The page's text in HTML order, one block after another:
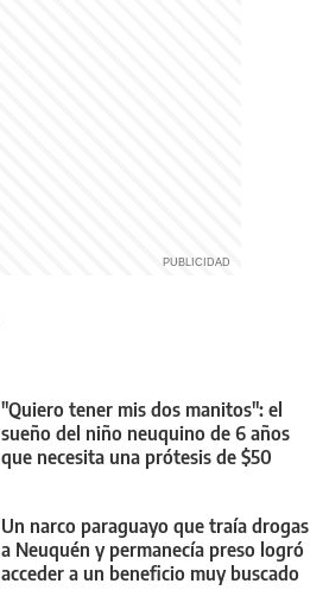
"Quiero tener mis dos manitos": el
sueño del niño neuquino de 6 años
que necesita una prótesis de $50
Un narco paraguayo que traía drogas
a Neuquén y permanecía preso logró
acceder a un beneficio muy buscado